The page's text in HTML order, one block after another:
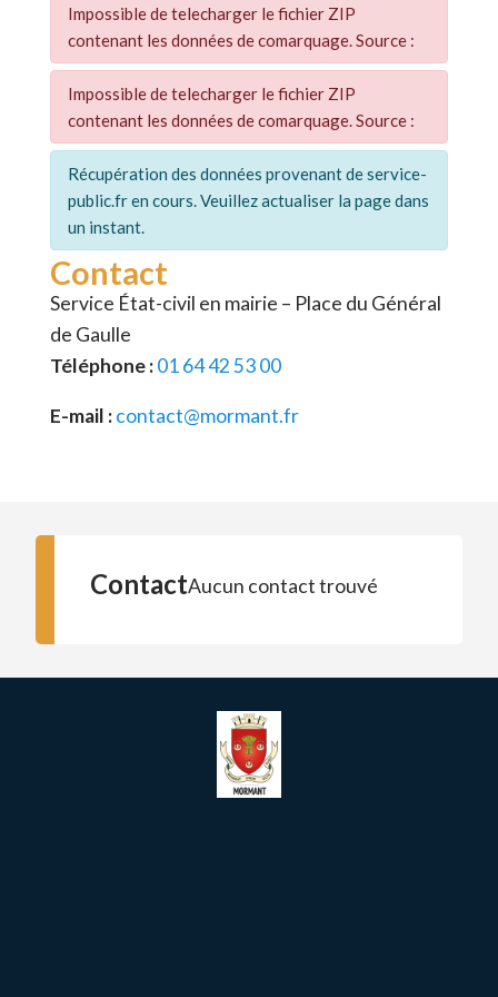
Impossible de telecharger le fichier ZIP
contenant les données de comarquage. Source :
Impossible de telecharger le fichier ZIP
contenant les données de comarquage. Source :
Récupération des données provenant de service-
public.fr en cours. Veuillez actualiser la page dans
un instant.
Contact
Service État-civil en mairie – Place du Général
de Gaulle
Téléphone :01 64 42 53 00
E-mail :contact@mormant.fr
ContactAucun contact trouvé